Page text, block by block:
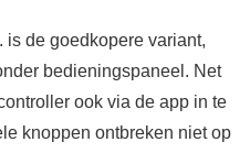
is de goedkopere variant,
bedieningspaneel. Net
ook via de app in te
knoppen ontbreken niet op